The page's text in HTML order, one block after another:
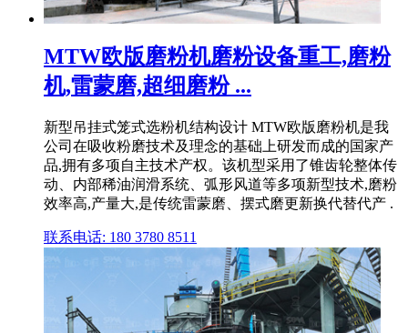
MTW欧版磨粉机磨粉设备重工,磨粉
机,雷蒙磨,超细磨粉 ...
新型吊挂式笼式选粉机结构设计 MTW欧版磨粉机是我
公司在吸收粉磨技术及理念的基础上研发而成的国家产
品,拥有多项自主技术产权。该机型采用了锥齿轮整体传
动、内部稀油润滑系统、弧形风道等多项新型技术,磨粉
效率高,产量大,是传统雷蒙磨、摆式磨更新换代替代产 .
联系电话: 180 3780 8511